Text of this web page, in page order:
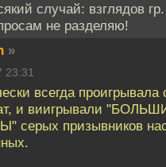
случай: взглядов
не разделяю!
»
23:31
всегда проигрывала
и виигрывали
серых призывников